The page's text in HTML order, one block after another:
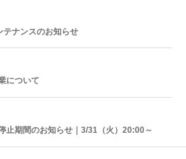
ナンスのお知らせ
について
止期間のお知らせ｜3/31（火）20:00～